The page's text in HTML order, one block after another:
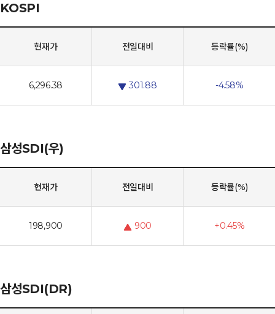
KOSPI
현재가 전일대비 등락률(%)
6,296.38 301.88 -4.58%
삼성SDI(우)
현재가 전일대비 등락률(%)
198,900 900 +0.45%
삼성SDI(DR)